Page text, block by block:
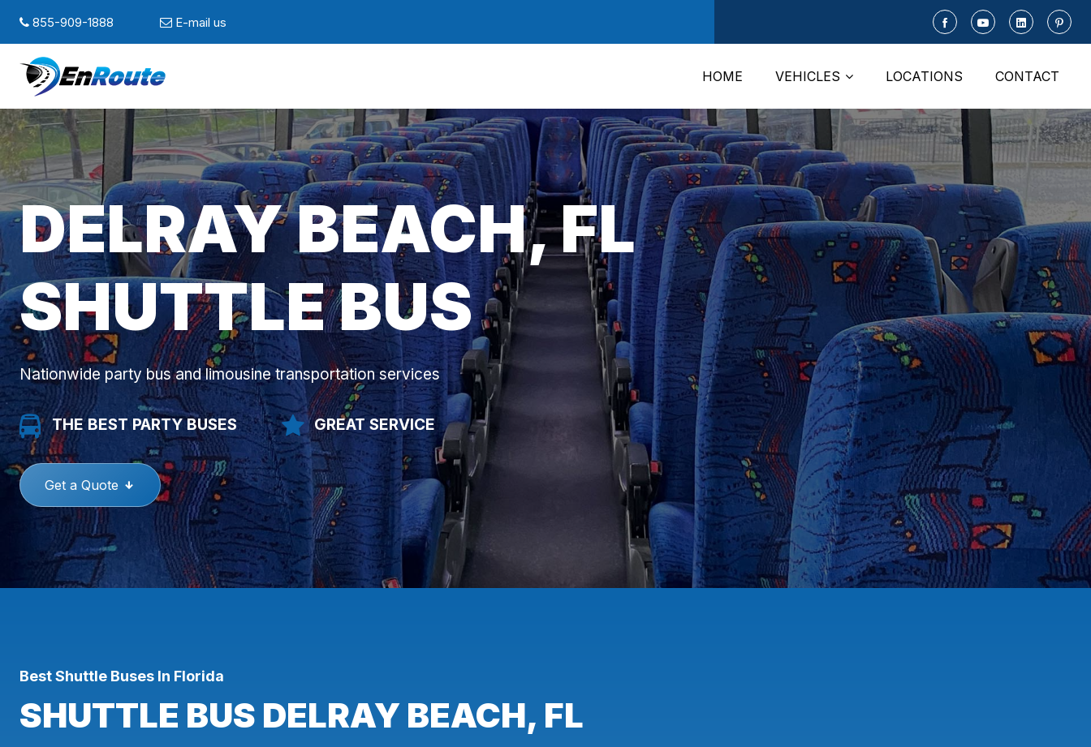
855-909-1888 E-mail us
HOME VEHICLES LOCATIONS CONTACT
DELRAY BEACH, FL
SHUTTLE BUS
Nationwide party bus and limousine transportation services
THE BEST PARTY BUSES GREAT SERVICE
Get a Quote
Best Shuttle Buses In Florida
SHUTTLE BUS DELRAY BEACH, FL